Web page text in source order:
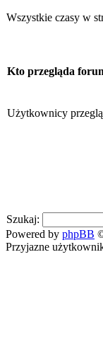
Wszystkie czasy w
Kto przegląda
Użytkownicy
Szukaj:
Powered by phpBB
Przyjazne